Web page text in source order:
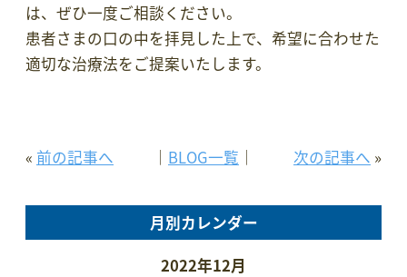
は、ぜひ一度ご相談ください。
患者さまの口の中を拝見した上で、希望に合わせた
適切な治療法をご提案いたします。
« 前の記事へ │ BLOG一覧 │ 次の記事へ »
月別カレンダー
2022年12月